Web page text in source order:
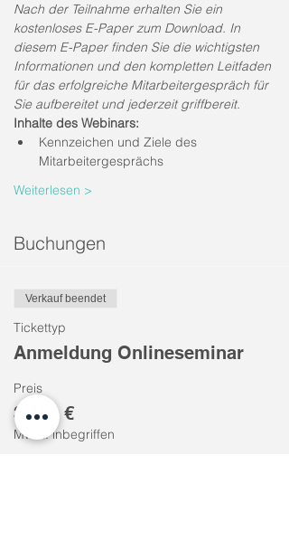
Nach der Teilnahme erhalten Sie ein
kostenloses E-Paper zum Download. In
diesem E-Paper finden Sie die wichtigsten
Informationen und den kompletten Leitfaden
für das erfolgreiche Mitarbeitergespräch für
Sie aufbereitet und jederzeit griffbereit.
Inhalte des Webinars:
Kennzeichen und Ziele des
Mitarbeitergesprächs
Weiterlesen >
Buchungen
Verkauf beendet
Tickettyp
Anmeldung Onlineseminar
Preis
35,00 €
MwSt. inbegriffen